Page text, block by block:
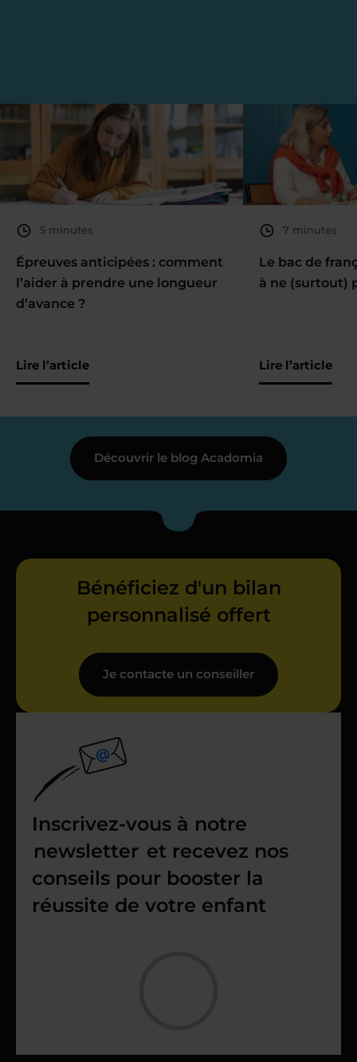
5 minutes
Épreuves anticipées : comment
l’aider à prendre une longueur
d’avance ?
Lire l’article
7 minutes
Le bac de
à ne (surtout)
Lire l’article
Découvrir le blog Acadomia
Bénéficiez d'un bilan
personnalisé offert
Je contacte un conseiller
Inscrivez-vous à notre
newsletter et recevez nos
conseils pour booster la
réussite de votre enfant